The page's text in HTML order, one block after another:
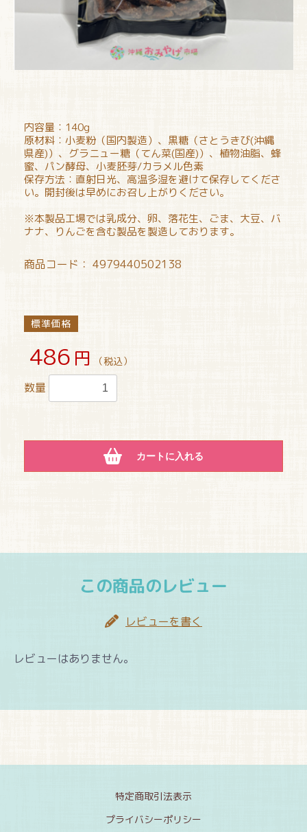
内容量：140g
原材料：小麦粉（国内製造）、黒糖（さとうきび(沖縄
県産)）、グラニュー糖（てん菜(国産)）、植物油脂、蜂
蜜、パン酵母、小麦胚芽/カラメル色素
保存方法：直射日光、高温多湿を避けて保存してくださ
い。開封後は早めにお召し上がりください。
※本製品工場では乳成分、卵、落花生、ごま、大豆、バ
ナナ、りんごを含む製品を製造しております。
商品コード： 4979440502138
標準価格
486 円 （税込）
数量
カートに入れる
この商品のレビュー
レビューを書く
レビューはありません。
特定商取引法表示
プライバシーポリシー